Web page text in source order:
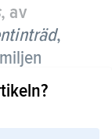
, av
,